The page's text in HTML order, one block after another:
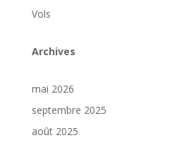
Vols
Archives
mai 2026
septembre 2025
août 2025